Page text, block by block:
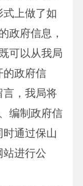
上做了如
政府信息，
可以从我局
的政府信
言，我局将
编制政府信
通过保山
站进行公